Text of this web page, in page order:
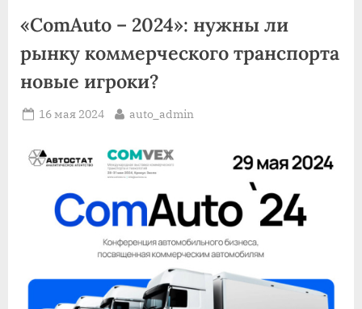
«ComAuto – 2024»: нужны ли
рынку коммерческого транспорта
новые игроки?
Posted
16 мая 2024 By
auto_admin